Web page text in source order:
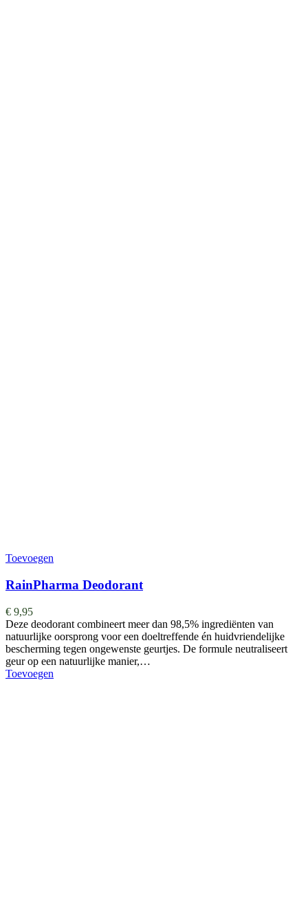
Toevoegen
RainPharma Deodorant
€ 9,95
Deze deodorant combineert meer dan 98,5% ingrediënten van
natuurlijke oorsprong voor een doeltreffende én huidvriendelijke
bescherming tegen ongewenste geurtjes. De formule neutraliseert
geur op een natuurlijke manier,…
Toevoegen